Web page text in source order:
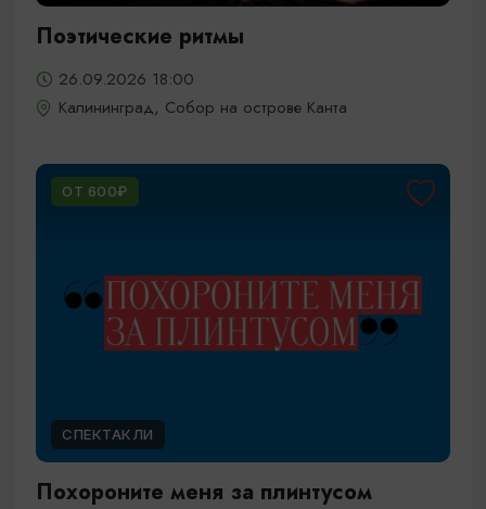
Поэтические ритмы
26.09.2026 18:00
Калининград, Собор на острове Канта
ОТ 600₽
СПЕКТАКЛИ
Похороните меня за плинтусом